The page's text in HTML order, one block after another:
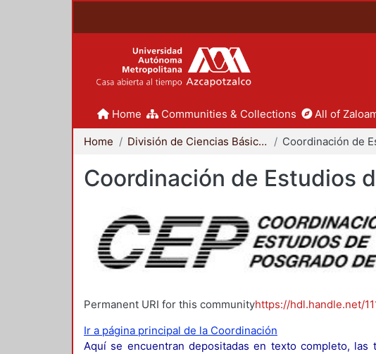
Home Communities & Collections All of
Home División de Ciencias Básicas e Ingeniería
Coordinación de Estudios
Permanent URI for this communityhttps://hdl.handle.net/
Ir a página principal de la Coordinación
Aquí se encuentran depositadas en texto completo,